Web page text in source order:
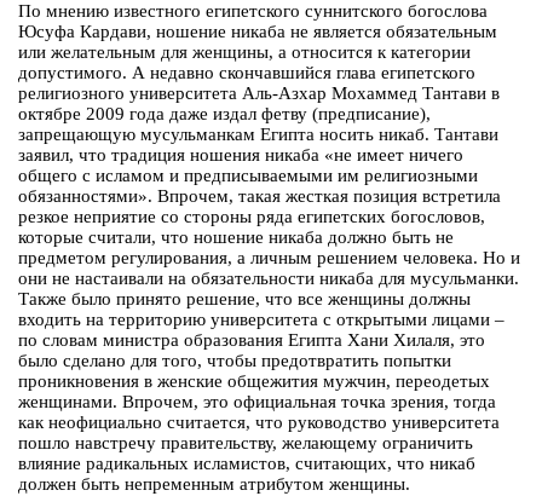
По мнению известного египетского суннитского богослова
Юсуфа Кардави, ношение никаба не является обязательным
или желательным для женщины, а относится к категории
допустимого. А недавно скончавшийся глава египетского
религиозного университета Аль-Азхар Мохаммед Тантави в
октябре 2009 года даже издал фетву (предписание),
запрещающую мусульманкам Египта носить никаб. Тантави
заявил, что традиция ношения никаба «не имеет ничего
общего с исламом и предписываемыми им религиозными
обязанностями». Впрочем, такая жесткая позиция встретила
резкое неприятие со стороны ряда египетских богословов,
которые считали, что ношение никаба должно быть не
предметом регулирования, а личным решением человека. Но и
они не настаивали на обязательности никаба для мусульманки.
Также было принято решение, что все женщины должны
входить на территорию университета с открытыми лицами –
по словам министра образования Египта Хани Хилаля, это
было сделано для того, чтобы предотвратить попытки
проникновения в женские общежития мужчин, переодетых
женщинами. Впрочем, это официальная точка зрения, тогда
как неофициально считается, что руководство университета
пошло навстречу правительству, желающему ограничить
влияние радикальных исламистов, считающих, что никаб
должен быть непременным атрибутом женщины.